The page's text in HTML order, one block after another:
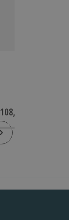
108,90 €